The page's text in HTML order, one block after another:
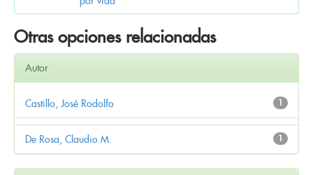
Otras opciones relacionadas
Autor
1
Castillo, José Rodolfo
1
De Rosa, Claudio M.